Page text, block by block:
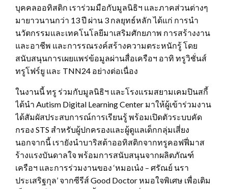
บุคคลออทิสติก เราร่วมมือกับมูลนิธิฯ และภาคส่วนต่างๆ
มายาวนานกว่า 13 ปี ผ่าน 3 กลยุทธ์หลัก ได้แก่ การนำ
นวัตกรรมและเทคโนโลยีมาเสริมศักยภาพ การสร้างงาน
และอาชีพ และการรณรงค์สร้างความตระหนักรู้ โดย
สนับสนุนการเผยแพร่ข้อมูลผ่านสื่อเครือฯ อาทิ ทรูวิชั่นส์
ทรูโฟร์ยู และ TNN24 อย่างต่อเนื่อง
ในงานนี้ ทรู ร่วมกับมูลนิธิฯ และโรงแรมสยามเคมปินสกี้
ได้นำ Autism Digital Learning Center มาให้ผู้เข้าร่วมงาน
ได้สัมผัสประสบการณ์การเรียนรู้ พร้อมเปิดตัวระบบคัด
กรอง STS สำหรับผู้ปกครองและผู้ดูแลเด็กกลุ่มเสี่ยง
นอกจากนี้ เรายังนำบาริสต้าออทิสติกจากทรูคอฟฟี่มาส
ร้างแรงบันดาลใจ พร้อมการสนับสนุนจากผลิตภัณฑ์
เครือฯ และการร่วมงานของ ‘หมอเน๋ง – ศรัณย์ นรา
ประเสริฐกุล’ จากซีรีส์ Good Doctor หมอใจพิเศษ เพื่อเติม